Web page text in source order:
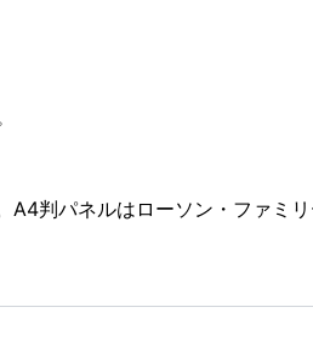
判パネルはローソン・ファミ